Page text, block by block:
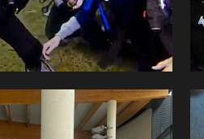
Password*